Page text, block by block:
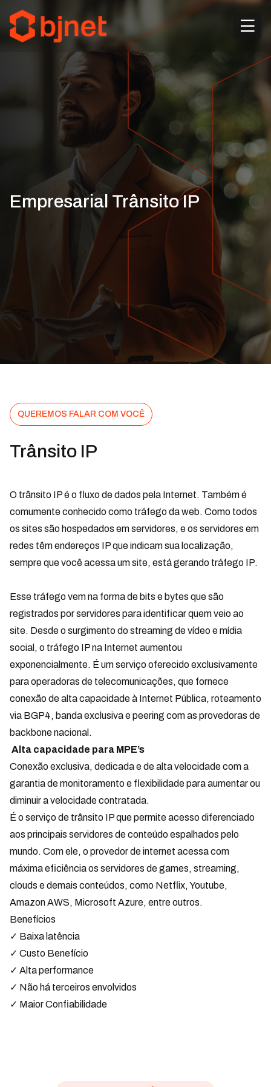
Empresarial Trânsito IP
QUEREMOS FALAR COM VOCÊ
Trânsito IP
O trânsito IP é o fluxo de dados pela Internet. Também é
comumente conhecido como tráfego da web. Como todos
os sites são hospedados em servidores, e os servidores em
redes têm endereços IP que indicam sua localização,
sempre que você acessa um site, está gerando tráfego IP.
Esse tráfego vem na forma de bits e bytes que são
registrados por servidores para identificar quem veio ao
site. Desde o surgimento do streaming de vídeo e mídia
social, o tráfego IP na Internet aumentou
exponencialmente. É um serviço oferecido exclusivamente
para operadoras de telecomunicações, que fornece
conexão de alta capacidade à Internet Pública, roteamento
via BGP4, banda exclusiva e peering com as provedoras de
backbone nacional.
Alta capacidade para MPE’s
Conexão exclusiva, dedicada e de alta velocidade com a
garantia de monitoramento e flexibilidade para aumentar ou
diminuir a velocidade contratada.
É o serviço de trânsito IP que permite acesso diferenciado
aos principais servidores de conteúdo espalhados pelo
mundo. Com ele, o provedor de internet acessa com
máxima eficiência os servidores de games, streaming,
clouds e demais conteúdos, como Netflix, Youtube,
Amazon AWS, Microsoft Azure, entre outros.
Benefícios
✓ Baixa latência
✓ Custo Benefício
✓ Alta performance
✓ Não há terceiros envolvidos
✓ Maior Confiabilidade